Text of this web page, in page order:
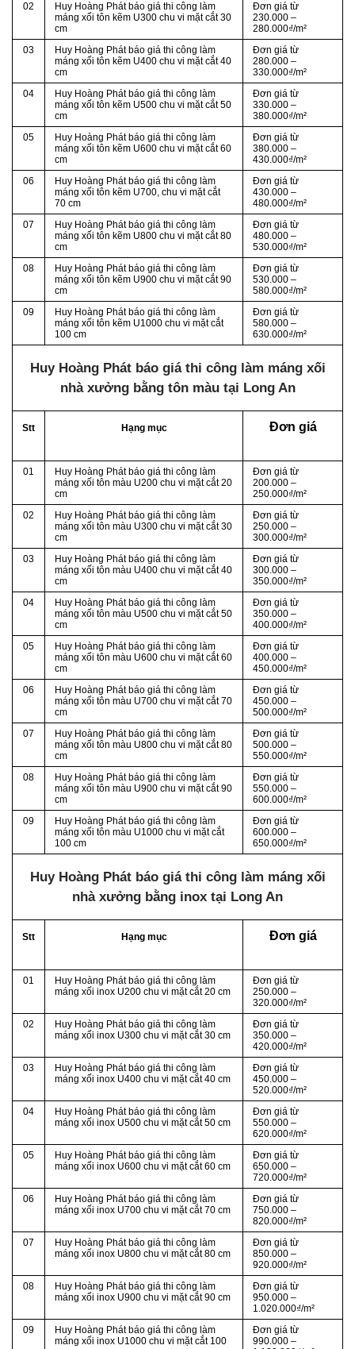
02
Huy Hoàng Phát báo giá thi công làm
máng xối tôn kẽm U300 chu vi mặt cắt 30
cm
Đơn giá từ
230.000 –
280.000₫/m²
03
Huy Hoàng Phát báo giá thi công làm
máng xối tôn kẽm U400 chu vi mặt cắt 40
cm
Đơn giá từ
280.000 –
330.000₫/m²
04
Huy Hoàng Phát báo giá thi công làm
máng xối tôn kẽm U500 chu vi mặt cắt 50
cm
Đơn giá từ
330.000 –
380.000₫/m²
05
Huy Hoàng Phát báo giá thi công làm
máng xối tôn kẽm U600 chu vi mặt cắt 60
cm
Đơn giá từ
380.000 –
430.000₫/m²
06
Huy Hoàng Phát báo giá thi công làm
máng xối tôn kẽm U700, chu vi mặt cắt
70 cm
Đơn giá từ
430.000 –
480.000₫/m²
07
Huy Hoàng Phát báo giá thi công làm
máng xối tôn kẽm U800 chu vi mặt cắt 80
cm
Đơn giá từ
480.000 –
530.000₫/m²
08
Huy Hoàng Phát báo giá thi công làm
máng xối tôn kẽm U900 chu vi mặt cắt 90
cm
Đơn giá từ
530.000 –
580.000₫/m²
09
Huy Hoàng Phát báo giá thi công làm
máng xối tôn kẽm U1000 chu vi mặt cắt
100 cm
Đơn giá từ
580.000 –
630.000₫/m²
Huy Hoàng Phát báo giá thi công làm máng xối
nhà xưởng bằng tôn màu tại Long An
Stt Hạng mục Đơn giá
01
Huy Hoàng Phát báo giá thi công làm
máng xối tôn màu U200 chu vi mặt cắt 20
cm
Đơn giá từ
200.000 –
250.000₫/m²
02
Huy Hoàng Phát báo giá thi công làm
máng xối tôn màu U300 chu vi mặt cắt 30
cm
Đơn giá từ
250.000 –
300.000₫/m²
03
Huy Hoàng Phát báo giá thi công làm
máng xối tôn màu U400 chu vi mặt cắt 40
cm
Đơn giá từ
300.000 –
350.000₫/m²
04
Huy Hoàng Phát báo giá thi công làm
máng xối tôn màu U500 chu vi mặt cắt 50
cm
Đơn giá từ
350.000 –
400.000₫/m²
05
Huy Hoàng Phát báo giá thi công làm
máng xối tôn màu U600 chu vi mặt cắt 60
cm
Đơn giá từ
400.000 –
450.000₫/m²
06
Huy Hoàng Phát báo giá thi công làm
máng xối tôn màu U700 chu vi mặt cắt 70
cm
Đơn giá từ
450.000 –
500.000₫/m²
07
Huy Hoàng Phát báo giá thi công làm
máng xối tôn màu U800 chu vi mặt cắt 80
cm
Đơn giá từ
500.000 –
550.000₫/m²
08
Huy Hoàng Phát báo giá thi công làm
máng xối tôn màu U900 chu vi mặt cắt 90
cm
Đơn giá từ
550.000 –
600.000₫/m²
09
Huy Hoàng Phát báo giá thi công làm
máng xối tôn màu U1000 chu vi mặt cắt
100 cm
Đơn giá từ
600.000 –
650.000₫/m²
Huy Hoàng Phát báo giá thi công làm máng xối
nhà xưởng bằng inox tại Long An
Stt Hạng mục Đơn giá
01
Huy Hoàng Phát báo giá thi công làm
máng xối inox U200 chu vi mặt cắt 20 cm
Đơn giá từ
250.000 –
320.000₫/m²
02
Huy Hoàng Phát báo giá thi công làm
máng xối inox U300 chu vi mặt cắt 30 cm
Đơn giá từ
350.000 –
420.000₫/m²
03
Huy Hoàng Phát báo giá thi công làm
máng xối inox U400 chu vi mặt cắt 40 cm
Đơn giá từ
450.000 –
520.000₫/m²
04
Huy Hoàng Phát báo giá thi công làm
máng xối inox U500 chu vi mặt cắt 50 cm
Đơn giá từ
550.000 –
620.000₫/m²
05
Huy Hoàng Phát báo giá thi công làm
máng xối inox U600 chu vi mặt cắt 60 cm
Đơn giá từ
650.000 –
720.000₫/m²
06
Huy Hoàng Phát báo giá thi công làm
máng xối inox U700 chu vi mặt cắt 70 cm
Đơn giá từ
750.000 –
820.000₫/m²
07
Huy Hoàng Phát báo giá thi công làm
máng xối inox U800 chu vi mặt cắt 80 cm
Đơn giá từ
850.000 –
920.000₫/m²
08
Huy Hoàng Phát báo giá thi công làm
máng xối inox U900 chu vi mặt cắt 90 cm
Đơn giá từ
950.000 –
1.020.000₫/m²
09
Huy Hoàng Phát báo giá thi công làm
máng xối inox U1000 chu vi mặt cắt 100
Đơn giá từ
990.000 –